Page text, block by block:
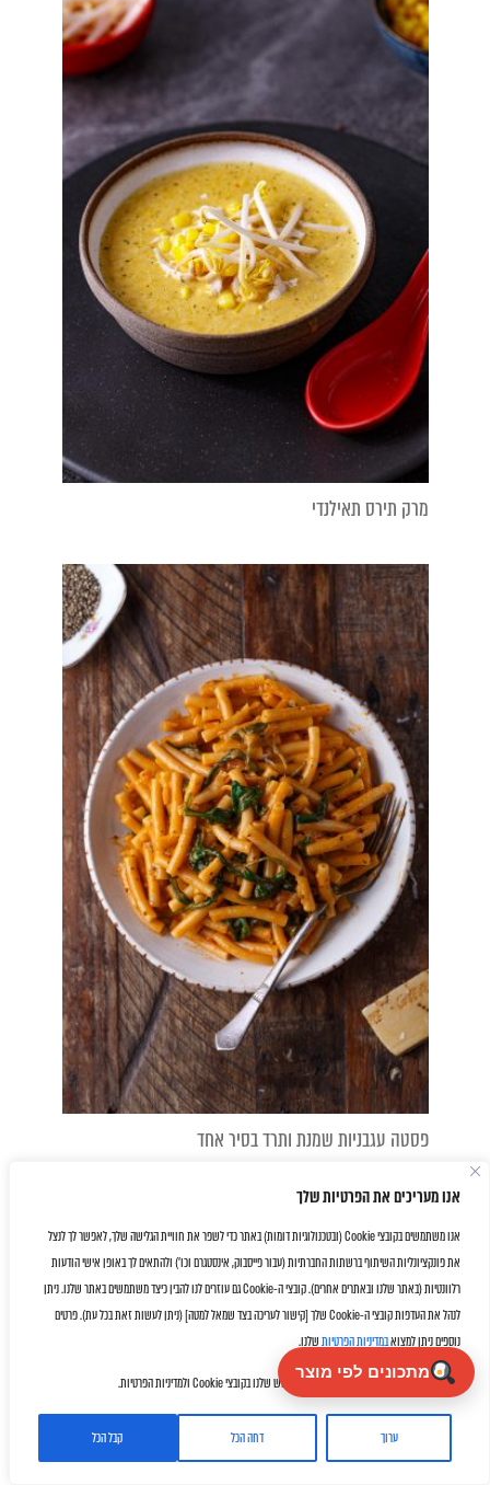
אנו מעריכים את הפרטיות שלך
אנו משתמשים בקובצי Cookie (ובטכנולוגיות דומות) באתר כדי לשפר את חוויית הגלישה שלך, לאפשר לך לנצל
את פונקציונליות השיתוף ברשתות החברתיות (עבור פייסבוק, אינסטגרם וכו') ולהתאים לך באופן אישי הודעות
רלוונטיות (באתר שלנו ובאתרים אחרים). קובצי ה-Cookie גם עוזרים לנו להבין כיצד משתמשים באתר שלנו. ניתן
לנהל את העדפות קובצי ה-Cookie שלך [קישור לעריכה בצד שמאל למטה] (ניתן לעשות זאת בכל עת). פרטים
נוספים ניתן למצואבמדיניות הפרטיותשלנו.
על ידי לחיצה על "אישור" את/ה מסכימ/ה לשימוש שלנו בקובצי Cookie ולמדיניות הפרטיות.
ערוך דחה הכל קבל הכל
מרק תירס תאילנדי
פסטה עגבניות שמנת ותרד בסיר אחד
Email
מתכונים לפי מוצר